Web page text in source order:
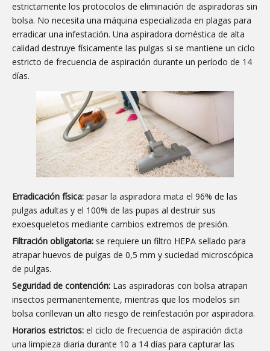
estrictamente los protocolos de eliminación de aspiradoras sin
bolsa. No necesita una máquina especializada en plagas para
erradicar una infestación. Una aspiradora doméstica de alta
calidad destruye físicamente las pulgas si se mantiene un ciclo
estricto de frecuencia de aspiración durante un período de 14
días.
Erradicación física: pasar la aspiradora mata el 96% de las
pulgas adultas y el 100% de las pupas al destruir sus
exoesqueletos mediante cambios extremos de presión.
Filtración obligatoria: se requiere un filtro HEPA sellado para
atrapar huevos de pulgas de 0,5 mm y suciedad microscópica
de pulgas.
Seguridad de contención: Las aspiradoras con bolsa atrapan
insectos permanentemente, mientras que los modelos sin
bolsa conllevan un alto riesgo de reinfestación por aspiradora.
Horarios estrictos: el ciclo de frecuencia de aspiración dicta
una limpieza diaria durante 10 a 14 días para capturar las